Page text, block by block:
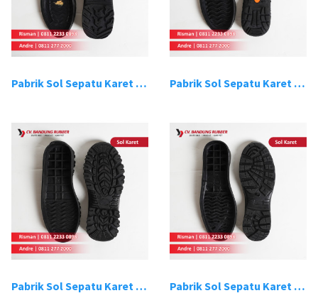
Pabrik Sol Sepatu Karet Bandung 9 Pabrik Sol Sepatu Karet Bandung 10
Pabrik Sol Sepatu Karet Bandung 11 Pabrik Sol Sepatu Karet Bandung 12